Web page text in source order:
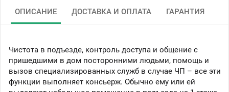
ОПИСАНИЕ ДОСТАВКА И ОПЛАТА ГАРАНТИЯ
Чистота в подъезде, контроль доступа и общение с
пришедшими в дом посторонними людьми, помощь и
вызов специализированных служб в случае ЧП – все эти
функции выполняет консьерж. Обычно ему или ей